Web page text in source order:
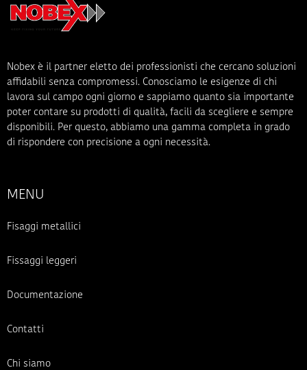
Nobex è il partner eletto dei professionisti che cercano soluzioni
affidabili senza compromessi. Conosciamo le esigenze di chi
lavora sul campo ogni giorno e sappiamo quanto sia importante
poter contare su prodotti di qualità, facili da scegliere e sempre
disponibili. Per questo, abbiamo una gamma completa in grado
di rispondere con precisione a ogni necessità.
MENU
Fisaggi metallici
Fissaggi leggeri
Documentazione
Contatti
Chi siamo